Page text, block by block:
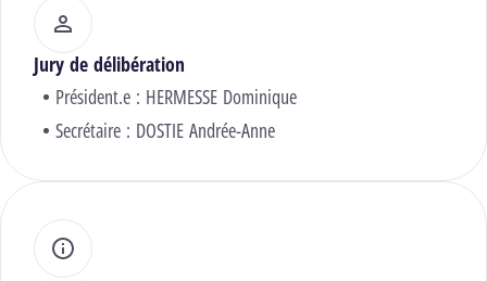
Jury de délibération
Président.e : HERMESSE Dominique
Secrétaire : DOSTIE Andrée-Anne